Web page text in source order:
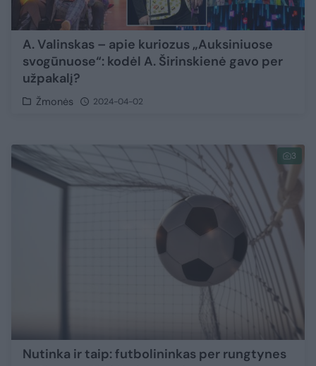
A. Valinskas – apie kuriozus „Auksiniuose
svogūnuose“: kodėl A. Širinskienė gavo per
užpakalį?
Žmonės 2024-04-02
3
Nutinka ir taip: futbolininkas per rungtynes